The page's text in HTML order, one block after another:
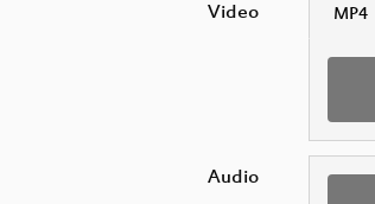
Video MP4
Audio